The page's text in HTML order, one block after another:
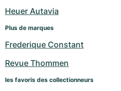
Heuer Autavia
Plus de marques
Frederique Constant
Revue Thommen
les favoris des collectionneurs